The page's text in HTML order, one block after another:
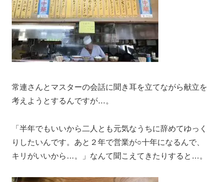
常連さんとマスターの会話に聞き耳を立てながら献立を
考えようとするんですが…。
「半年でもいいから二人とも元気なうちに辞めてゆっく
りしたいんです。あと２年で営業が○十年になるんで、
キリがいいから…。」なんて聞こえてきたりすると…。